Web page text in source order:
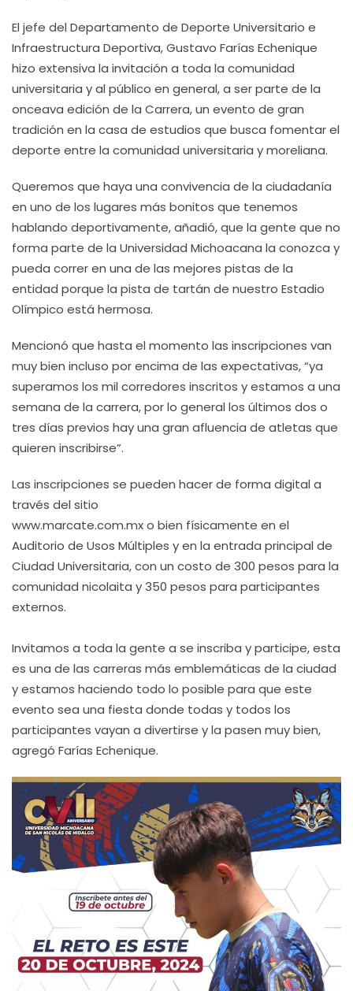
El jefe del Departamento de Deporte Universitario e
Infraestructura Deportiva, Gustavo Farías Echenique
hizo extensiva la invitación a toda la comunidad
universitaria y al público en general, a ser parte de la
onceava edición de la Carrera, un evento de gran
tradición en la casa de estudios que busca fomentar el
deporte entre la comunidad universitaria y moreliana.
Queremos que haya una convivencia de la ciudadanía
en uno de los lugares más bonitos que tenemos
hablando deportivamente, añadió, que la gente que no
forma parte de la Universidad Michoacana la conozca y
pueda correr en una de las mejores pistas de la
entidad porque la pista de tartán de nuestro Estadio
Olímpico está hermosa.
Mencionó que hasta el momento las inscripciones van
muy bien incluso por encima de las expectativas, “ya
superamos los mil corredores inscritos y estamos a una
semana de la carrera, por lo general los últimos dos o
tres días previos hay una gran afluencia de atletas que
quieren inscribirse”.
Las inscripciones se pueden hacer de forma digital a
través del sitio
www.marcate.com.mx o bien físicamente en el
Auditorio de Usos Múltiples y en la entrada principal de
Ciudad Universitaria, con un costo de 300 pesos para la
comunidad nicolaita y 350 pesos para participantes
externos.
Invitamos a toda la gente a se inscriba y participe, esta
es una de las carreras más emblemáticas de la ciudad
y estamos haciendo todo lo posible para que este
evento sea una fiesta donde todas y todos los
participantes vayan a divertirse y la pasen muy bien,
agregó Farías Echenique.